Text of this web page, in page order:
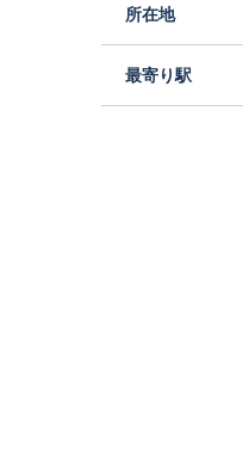
所在地
最寄り駅